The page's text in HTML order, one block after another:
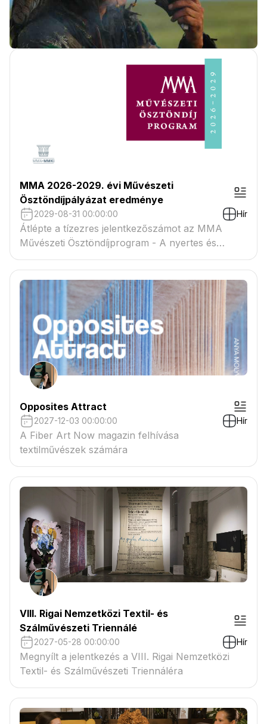
MMA 2026-2029. évi Művészeti
Ösztöndíjpályázat eredménye
2029-08-31 00:00:00 Hír
Átlépte a tízezres jelentkezőszámot az MMA
Művészeti Ösztöndíjprogram - A nyertes és
tartaléklistás pályázók névsora megtekinthető a
csatolmányban
Opposites Attract
2027-12-03 00:00:00 Hír
A Fiber Art Now magazin felhívása
textilművészek számára
VIII. Rigai Nemzetközi Textil- és
Szálművészeti Triennálé
2027-05-28 00:00:00 Hír
Megnyílt a jelentkezés a VIII. Rigai Nemzetközi
Textil- és Szálművészeti Triennáléra